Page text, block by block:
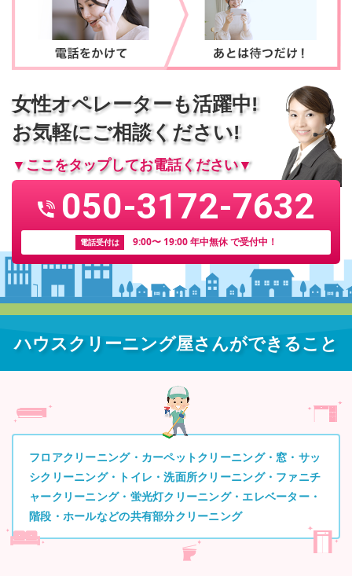
女性オペレーターも活躍中!
お気軽にご相談ください!
▼ここをタップしてお電話ください▼
050-3172-7632
電話受付は 9:00〜 19:00 年中無休 で受付中！
ハウスクリーニング屋さんができること
フロアクリーニング・カーペットクリーニング・窓・サッ
シクリーニング・トイレ・洗面所クリーニング・ファニチ
ャークリーニング・蛍光灯クリーニング・エレベーター・
階段・ホールなどの共有部分クリーニング